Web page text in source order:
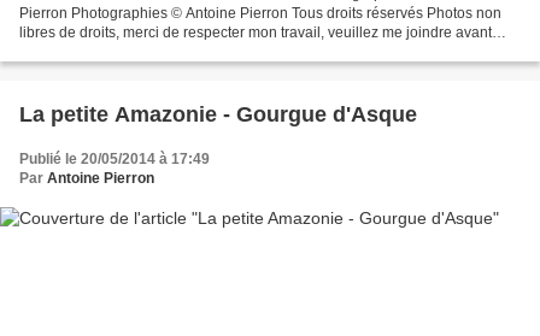
Pierron Photographies © Antoine Pierron Tous droits réservés Photos non
libres de droits, merci de respecter mon travail, veuillez me joindre avant
La petite Amazonie - Gourgue d'Asque
Publié le 20/05/2014 à 17:49
Par Antoine Pierron